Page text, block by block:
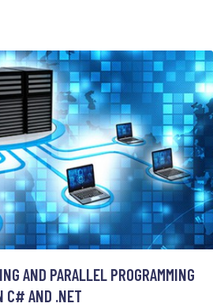
AND PARALLEL PROGRAMMING
C# AND .NET